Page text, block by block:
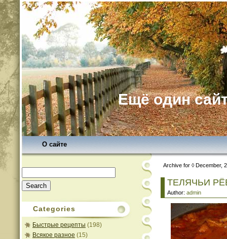
Ещё один
О сайте
for:
Categories
Быстрые рецепты (198)
Всякое разное (15)
Archive for ◊ December,
ТЕЛЯЧЬИ
Author: admin